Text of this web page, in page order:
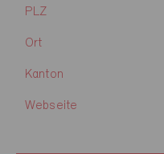
PLZ
Ort
Kanton
Webseite